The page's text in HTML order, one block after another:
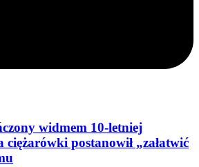
widmem 10-letniej
postanowił „załatwić